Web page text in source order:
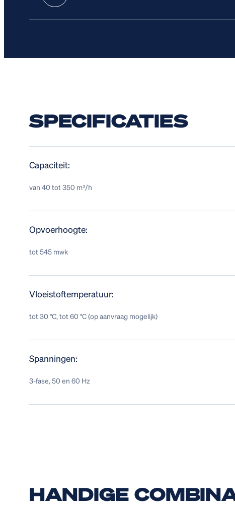
SPECIFICATIES
Capaciteit:
van 40 tot 350 m³/h
Opvoerhoogte:
tot 545 mwk
Vloeistoftemperatuur:
tot 30 °C, tot 60 °C (op aanvraag mogelijk)
Spanningen:
3-fase, 50 en 60 Hz
HANDIGE